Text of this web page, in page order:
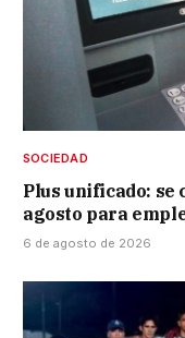
SOCIEDAD
Plus unificado:
agosto para
6 de agosto de 2026